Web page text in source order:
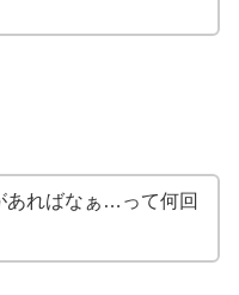
あればなぁ…って何回